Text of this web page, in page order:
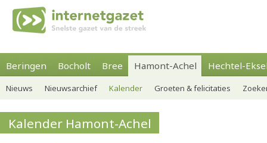
Beringen Bocholt Bree Hamont-Achel Hechtel-
Nieuws Nieuwsarchief Kalender Groeten & felicitaties
Kalender Hamont-Achel